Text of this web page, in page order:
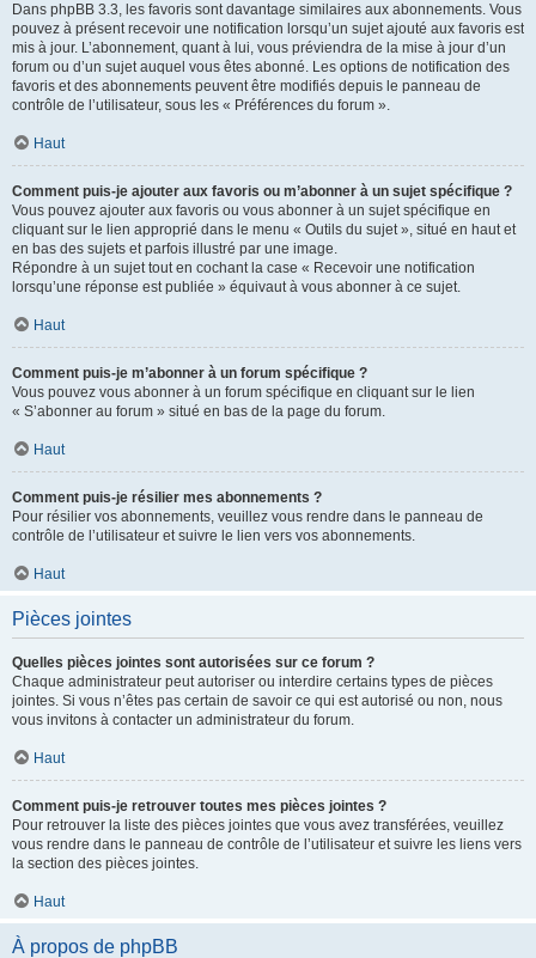
Dans phpBB 3.3, les favoris sont davantage similaires aux abonnements. Vous
pouvez à présent recevoir une notification lorsqu’un sujet ajouté aux favoris est
mis à jour. L’abonnement, quant à lui, vous préviendra de la mise à jour d’un
forum ou d’un sujet auquel vous êtes abonné. Les options de notification des
favoris et des abonnements peuvent être modifiés depuis le panneau de
contrôle de l’utilisateur, sous les « Préférences du forum ».
Haut
Comment puis-je ajouter aux favoris ou m’abonner à un sujet spécifique ?
Vous pouvez ajouter aux favoris ou vous abonner à un sujet spécifique en
cliquant sur le lien approprié dans le menu « Outils du sujet », situé en haut et
en bas des sujets et parfois illustré par une image.
Répondre à un sujet tout en cochant la case « Recevoir une notification
lorsqu’une réponse est publiée » équivaut à vous abonner à ce sujet.
Haut
Comment puis-je m’abonner à un forum spécifique ?
Vous pouvez vous abonner à un forum spécifique en cliquant sur le lien
« S’abonner au forum » situé en bas de la page du forum.
Haut
Comment puis-je résilier mes abonnements ?
Pour résilier vos abonnements, veuillez vous rendre dans le panneau de
contrôle de l’utilisateur et suivre le lien vers vos abonnements.
Haut
Pièces jointes
Quelles pièces jointes sont autorisées sur ce forum ?
Chaque administrateur peut autoriser ou interdire certains types de pièces
jointes. Si vous n’êtes pas certain de savoir ce qui est autorisé ou non, nous
vous invitons à contacter un administrateur du forum.
Haut
Comment puis-je retrouver toutes mes pièces jointes ?
Pour retrouver la liste des pièces jointes que vous avez transférées, veuillez
vous rendre dans le panneau de contrôle de l’utilisateur et suivre les liens vers
la section des pièces jointes.
Haut
À propos de phpBB